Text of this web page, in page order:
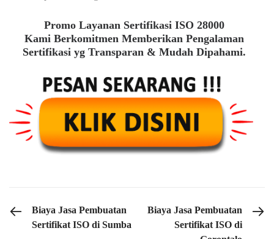
Promo Layanan Sertifikasi ISO 28000
Kami Berkomitmen Memberikan Pengalaman
Sertifikasi yg Transparan & Mudah Dipahami.
PREVIOUS POST
Biaya Jasa Pembuatan
Sertifikat ISO di Sumba
NEXT POST
Biaya Jasa Pembuatan
Sertifikat ISO di